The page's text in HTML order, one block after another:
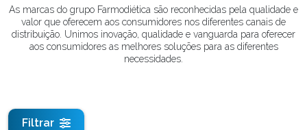
As marcas do grupo Farmodiética são reconhecidas pela qualidade e
valor que oferecem aos consumidores nos diferentes canais de
distribuição. Unimos inovação, qualidade e vanguarda para oferecer
aos consumidores as melhores soluções para as diferentes
necessidades.
Filtrar